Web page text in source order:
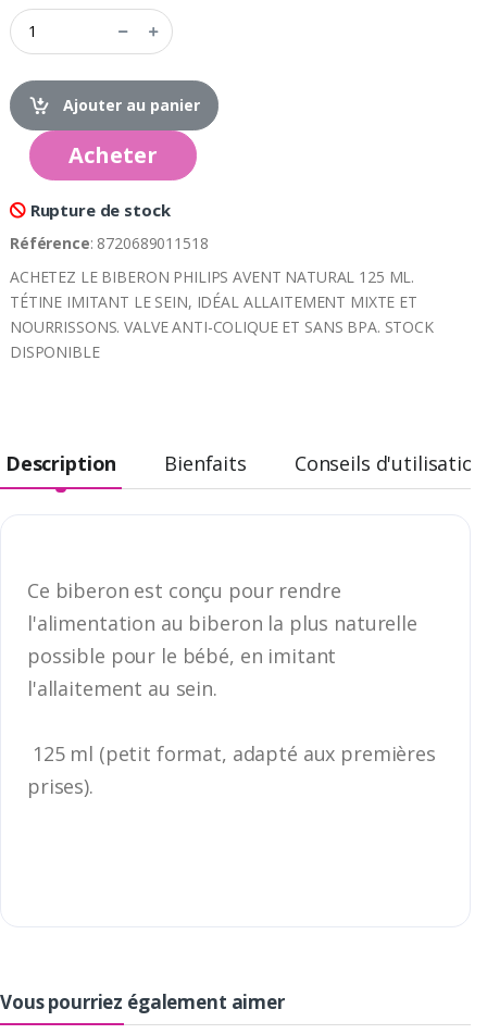
Ajouter au panier
Acheter
Rupture de stock
Référence: 8720689011518
ACHETEZ LE BIBERON PHILIPS AVENT NATURAL 125 ML.
TÉTINE IMITANT LE SEIN, IDÉAL ALLAITEMENT MIXTE ET
NOURRISSONS. VALVE ANTI-COLIQUE ET SANS BPA. STOCK
DISPONIBLE
Description Bienfaits Conseils d'utilisation
Ce biberon est conçu pour rendre
l'alimentation au biberon la plus naturelle
possible pour le bébé, en imitant
l'allaitement au sein.
125 ml (petit format, adapté aux premières
prises).
Vous pourriez également aimer